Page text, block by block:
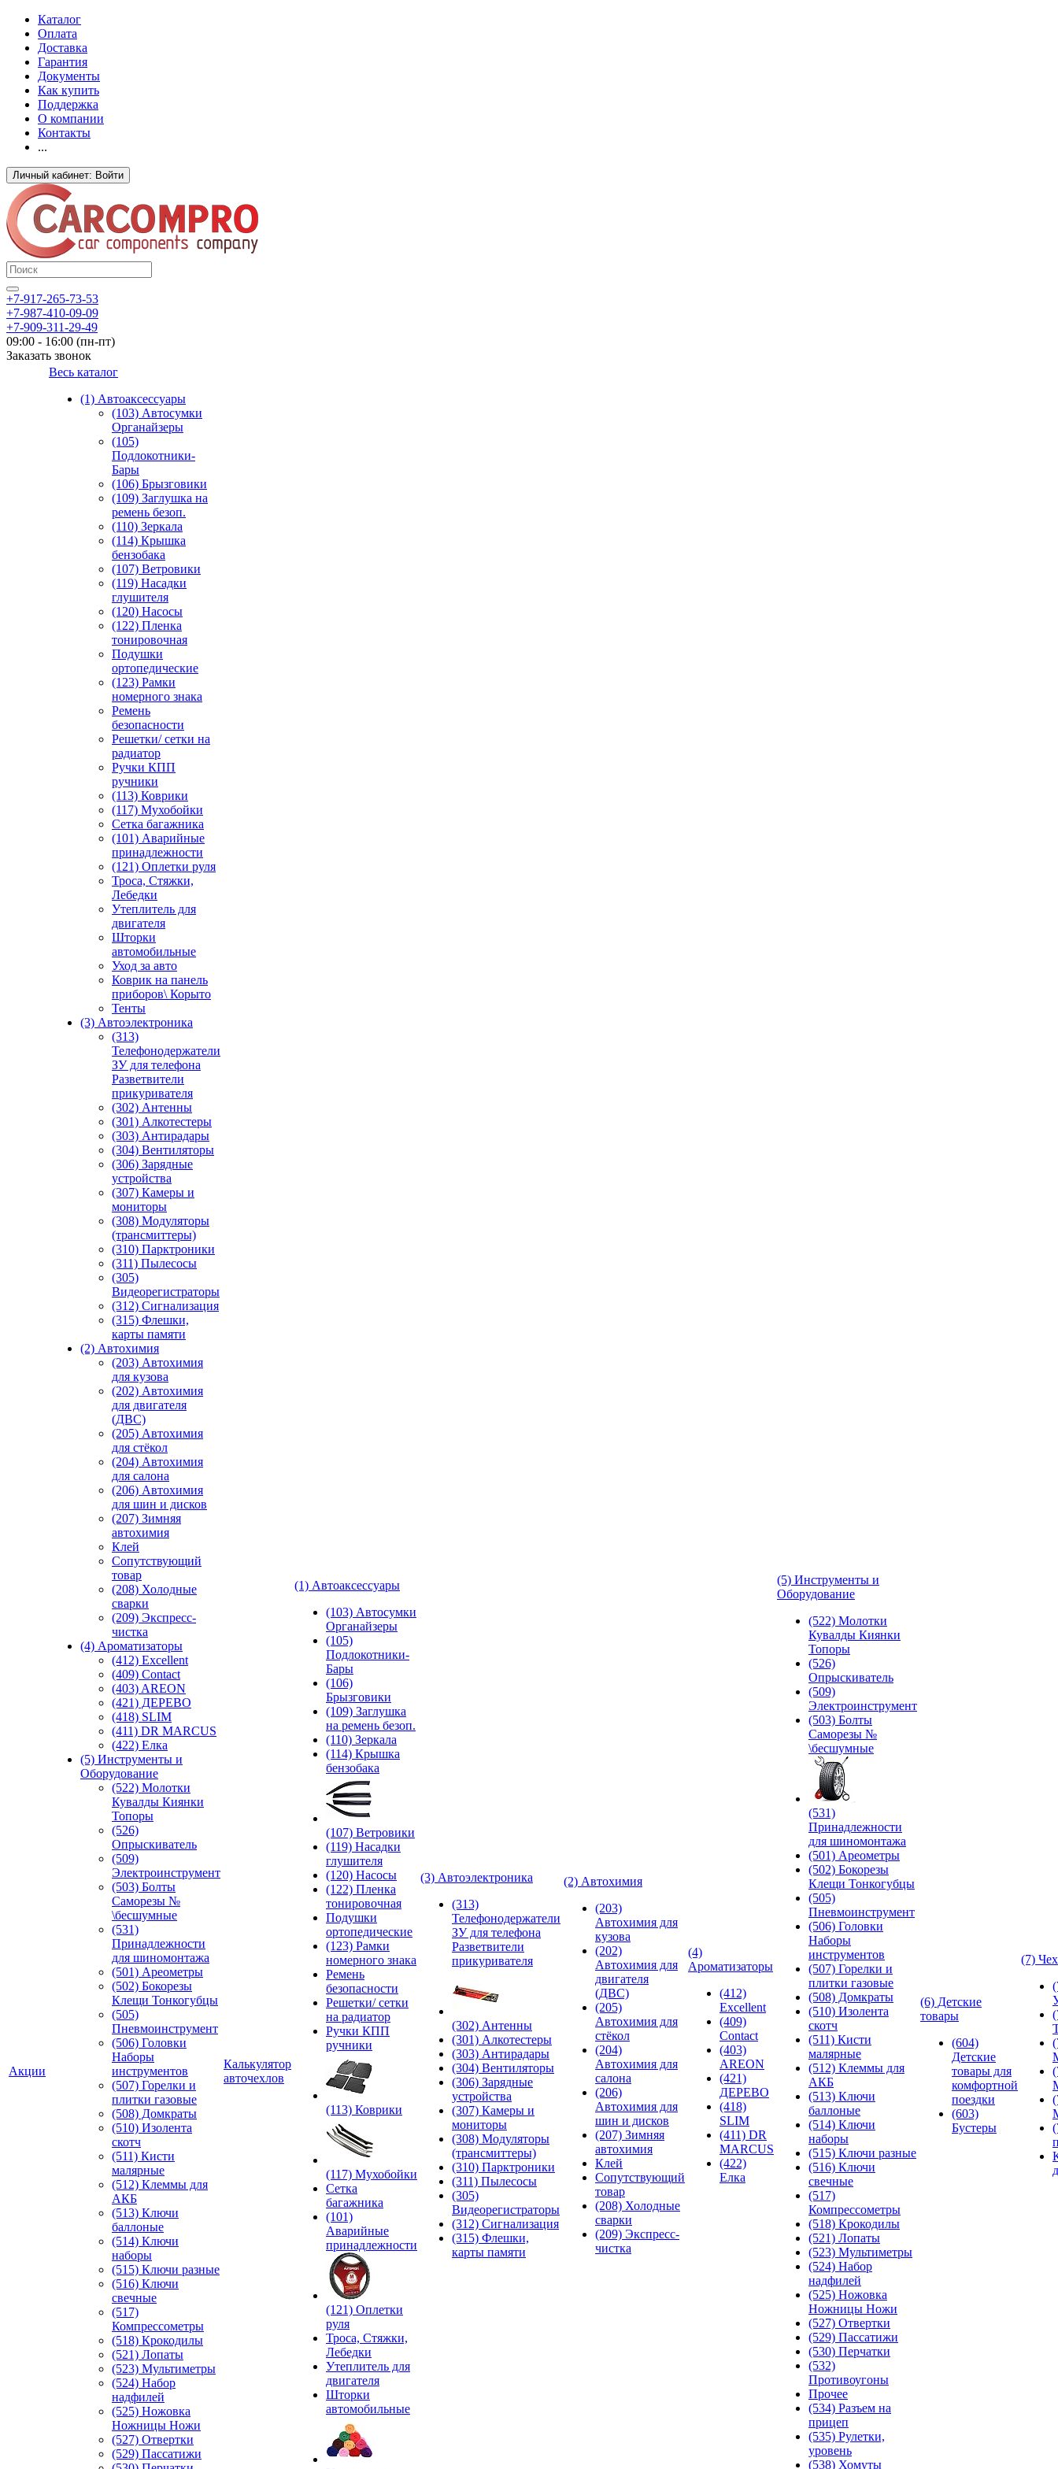
Каталог
Оплата
Доставка
Гарантия
Документы
Как купить
Поддержка
О компании
Контакты
...
Личный кабинет: Войти
+7-917-265-73-53
+7-987-410-09-09
+7-909-311-29-49
09:00 - 16:00 (пн-пт)
Заказать звонок
Акции
Весь каталог
(1) Автоаксессуары
(103) Автосумки
Органайзеры
(105)
Подлокотники-
Бары
(106) Брызговики
(109) Заглушка на
ремень безоп.
(110) Зеркала
(114) Крышка
бензобака
(107) Ветровики
(119) Насадки
глушителя
(120) Насосы
(122) Пленка
тонировочная
Подушки
ортопедические
(123) Рамки
номерного знака
Ремень
безопасности
Решетки/ сетки на
радиатор
Ручки КПП
ручники
(113) Коврики
(117) Мухобойки
Сетка багажника
(101) Аварийные
принадлежности
(121) Оплетки руля
Троса, Стяжки,
Лебедки
Утеплитель для
двигателя
Шторки
автомобильные
Уход за авто
Коврик на панель
приборов\ Корыто
Тенты
(3) Автоэлектроника
(313)
Телефонодержатели
ЗУ для телефона
Разветвители
прикуривателя
(302) Антенны
(301) Алкотестеры
(303) Антирадары
(304) Вентиляторы
(306) Зарядные
устройства
(307) Камеры и
мониторы
(308) Модуляторы
(трансмиттеры)
(310) Парктроники
(311) Пылесосы
(305)
Видеорегистраторы
(312) Сигнализация
(315) Флешки,
карты памяти
(2) Автохимия
(203) Автохимия
для кузова
(202) Автохимия
для двигателя
(ДВС)
(205) Автохимия
для стёкол
(204) Автохимия
для салона
(206) Автохимия
для шин и дисков
(207) Зимняя
автохимия
Клей
Сопутствующий
товар
(208) Холодные
сварки
(209) Экспреcс-
чистка
(4) Ароматизаторы
(412) Excellent
(409) Contact
(403) AREON
(421) ДЕРЕВО
(418) SLIM
(411) DR MARCUS
(422) Елка
(5) Инструменты и
Оборудование
(522) Молотки
Кувалды Киянки
Топоры
(526)
Опрыскиватель
(509)
Электроинструмент
(503) Болты
Саморезы №
\бесшумные
(531)
Принадлежности
для шиномонтажа
(501) Ареометры
(502) Бокорезы
Клещи Тонкогубцы
(505)
Пневмоинструмент
(506) Головки
Наборы
инструментов
(507) Горелки и
плитки газовые
(508) Домкраты
(510) Изолента
скотч
(511) Кисти
малярные
(512) Клеммы для
АКБ
(513) Ключи
баллоные
(514) Ключи
наборы
(515) Ключи разные
(516) Ключи
свечные
(517)
Компрессометры
(518) Крокодилы
(521) Лопаты
(523) Мультиметры
(524) Набор
надфилей
(525) Ножовка
Ножницы Ножи
(527) Отвертки
(529) Пассатижи
Калькулятор
авточехлов
(1) Автоаксессуары
(103) Автосумки
Органайзеры
(105)
Подлокотники-
Бары
(106)
Брызговики
(109) Заглушка
на ремень безоп.
(110) Зеркала
(114) Крышка
бензобака
(107) Ветровики
(119) Насадки
глушителя
(120) Насосы
(122) Пленка
тонировочная
Подушки
ортопедические
(123) Рамки
номерного знака
Ремень
безопасности
Решетки/ сетки
на радиатор
Ручки КПП
ручники
(113) Коврики
(117) Мухобойки
Сетка
багажника
(101)
Аварийные
принадлежности
(121) Оплетки
руля
Троса, Стяжки,
Лебедки
Утеплитель для
двигателя
Шторки
автомобильные
(3) Автоэлектроника
(313)
Телефонодержатели
ЗУ для телефона
Разветвители
прикуривателя
(302) Антенны
(301) Алкотестеры
(303) Антирадары
(304) Вентиляторы
(306) Зарядные
устройства
(307) Камеры и
мониторы
(308) Модуляторы
(трансмиттеры)
(310) Парктроники
(311) Пылесосы
(305)
Видеорегистраторы
(312) Сигнализация
(315) Флешки,
карты памяти
(2) Автохимия
(203)
Автохимия для
кузова
(202)
Автохимия для
двигателя
(ДВС)
(205)
Автохимия для
стёкол
(204)
Автохимия для
салона
(206)
Автохимия для
шин и дисков
(207) Зимняя
автохимия
Клей
Сопутствующий
товар
(208) Холодные
сварки
(209) Экспреcс-
чистка
(4)
Ароматизаторы
(412)
Excellent
(409)
Contact
(403)
AREON
(421)
ДЕРЕВО
(418)
SLIM
(411) DR
MARCUS
(422)
Елка
(5) Инструменты и
Оборудование
(522) Молотки
Кувалды Киянки
Топоры
(526)
Опрыскиватель
(509)
Электроинструмент
(503) Болты
Саморезы №
\бесшумные
(531)
Принадлежности
для шиномонтажа
(501) Ареометры
(502) Бокорезы
Клещи Тонкогубцы
(505)
Пневмоинструмент
(506) Головки
Наборы
инструментов
(507) Горелки и
плитки газовые
(508) Домкраты
(510) Изолента
скотч
(511) Кисти
малярные
(512) Клеммы для
АКБ
(513) Ключи
баллоные
(514) Ключи
наборы
(515) Ключи разные
(516) Ключи
свечные
(517)
Компрессометры
(518) Крокодилы
(521) Лопаты
(523) Мультиметры
(524) Набор
надфилей
(525) Ножовка
Ножницы Ножи
(527) Отвертки
(529) Пассатижи
(530) Перчатки
(532)
Противоугоны
Прочее
(534) Разъем на
прицеп
(535) Рулетки,
уровень
(538) Хомуты
(6) Детские
товары
(604)
Детские
товары для
комфортной
поездки
(603)
Бустеры
(7)